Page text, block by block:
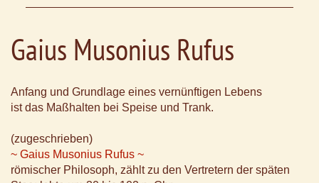
Gaius Musonius Rufus
Anfang und Grundlage eines vernünftigen Lebens
ist das Maßhalten bei Speise und Trank.
(zugeschrieben)
~ Gaius Musonius Rufus ~
römischer Philosoph, zählt zu den Vertretern der späten